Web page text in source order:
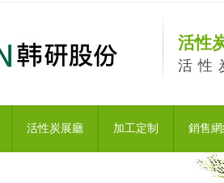
活性
活性
活性炭展廳 加工定制 銷售